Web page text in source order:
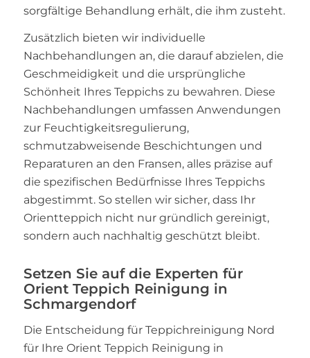
sorgfältige Behandlung erhält, die ihm zusteht.
Zusätzlich bieten wir individuelle
Nachbehandlungen an, die darauf abzielen, die
Geschmeidigkeit und die ursprüngliche
Schönheit Ihres Teppichs zu bewahren. Diese
Nachbehandlungen umfassen Anwendungen
zur Feuchtigkeitsregulierung,
schmutzabweisende Beschichtungen und
Reparaturen an den Fransen, alles präzise auf
die spezifischen Bedürfnisse Ihres Teppichs
abgestimmt. So stellen wir sicher, dass Ihr
Orientteppich nicht nur gründlich gereinigt,
sondern auch nachhaltig geschützt bleibt.
Setzen Sie auf die Experten für
Orient Teppich Reinigung in
Schmargendorf
Die Entscheidung für Teppichreinigung Nord
für Ihre Orient Teppich Reinigung in